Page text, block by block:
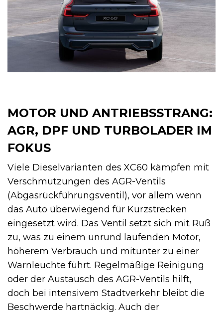
MOTOR UND ANTRIEBSSTRANG:
AGR, DPF UND TURBOLADER IM
FOKUS
Viele Dieselvarianten des XC60 kämpfen mit
Verschmutzungen des AGR-Ventils
(Abgasrückführungsventil), vor allem wenn
das Auto überwiegend für Kurzstrecken
eingesetzt wird. Das Ventil setzt sich mit Ruß
zu, was zu einem unrund laufenden Motor,
höherem Verbrauch und mitunter zu einer
Warnleuchte führt. Regelmäßige Reinigung
oder der Austausch des AGR-Ventils hilft,
doch bei intensivem Stadtverkehr bleibt die
Beschwerde hartnäckig. Auch der